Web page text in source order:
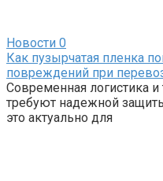
Новости 0
Как пузырчатая пленка
повреждений при
Современная логистика и
требуют надежной
это актуально для